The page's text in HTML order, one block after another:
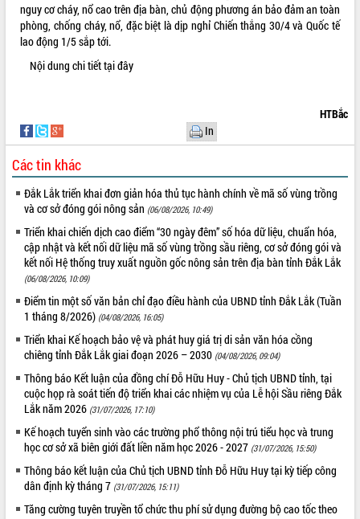
Hội nghị UBND tỉnh Đắk Lắk thường kỳ
tháng 7/2026
Lễ truy tặng danh hiệu “Bà Mẹ Việt
Nam Anh hùng” và trao Huân chương
vụ 6 tháng cuối năm 2026
Kỳ họp thứ Hai, Hội đồng nhân dân
tỉnh khóa XI quyết nghị nhiều nội dung
quan trọng
Bí thư Tỉnh ủy Lương Nguyễn Minh
Triết thăm, tặng quà người có công với
cách mạng
Rà soát, hoàn thiện hệ thống thiết chế
văn hóa, thể thao đáp ứng yêu cầu
phát triển mới
Thường trực HĐND tỉnh Đắk Lắk gặp
mặt Đoàn chuyên gia y tế TP. Hồ Chí
Lễ truy điệu và an táng hài cốt liệt sĩ
tại Nghĩa trang Liệt sĩ xã Sơn Hòa
Bàn giải pháp tháo gỡ khó khăn trong
xuất khẩu sầu riêng và triển khai quy
Thứ trưởng Bộ Nông nghiệp và Môi
trường Nguyễn Hoàng Hiệp khảo sát
vùng trồng và doanh nghiệp đóng gói
sầu riêng tại Đắk Lắk
Trình diễn nghệ thuật chế biến các
LIÊN KẾT WEB
THỐNG KÊ TRUY CẬP
Tất cả:
66078290
nguy cơ cháy, nổ cao trên địa bàn, chủ động phương án bảo đảm an toàn
phòng, chống cháy, nổ, đặc biệt là dịp nghỉ Chiến thắng 30/4 và Quốc tế
lao động 1/5 sắp tới.
Nội dung chi tiếttại đây
HTBắc
In
Các tin khác
Đắk Lắk triển khai đơn giản hóa thủ tục hành chính về mã số vùng trồng
và cơ sở đóng gói nông sản (06/08/2026, 10:49)
Triển khai chiến dịch cao điểm “30 ngày đêm” số hóa dữ liệu, chuẩn hóa,
cập nhật và kết nối dữ liệu mã số vùng trồng sầu riêng, cơ sở đóng gói và
kết nối Hệ thống truy xuất nguồn gốc nông sản trên địa bàn tỉnh Đắk Lắk
(06/08/2026, 10:09)
Điểm tin một số văn bản chỉ đạo điều hành của UBND tỉnh Đắk Lắk (Tuần
1 tháng 8/2026) (04/08/2026, 16:05)
Triển khai Kế hoạch bảo vệ và phát huy giá trị di sản văn hóa cồng
chiêng tỉnh Đắk Lắk giai đoạn 2026 – 2030 (04/08/2026, 09:04)
Thông báo Kết luận của đồng chí Đỗ Hữu Huy - Chủ tịch UBND tỉnh, tại
cuộc họp rà soát tiến độ triển khai các nhiệm vụ của Lễ hội Sầu riêng Đắk
Lắk năm 2026 (31/07/2026, 17:10)
Kế hoạch tuyển sinh vào các trường phổ thông nội trú tiểu học và trung
học cơ sở xã biên giới đất liền năm học 2026 - 2027 (31/07/2026, 15:50)
Thông báo kết luận của Chủ tịch UBND tỉnh Đỗ Hữu Huy tại kỳ tiếp công
dân định kỳ tháng 7 (31/07/2026, 15:11)
Tăng cường tuyên truyền tổ chức thu phí sử dụng đường bộ cao tốc theo